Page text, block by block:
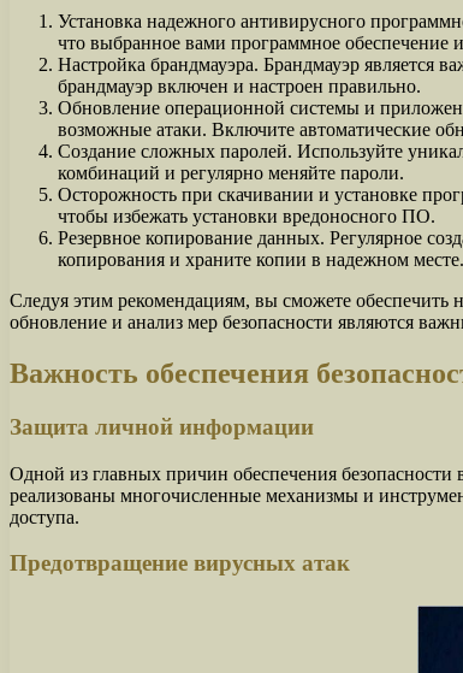
Установка надежного антивирусного
что выбранное вами программное обеспечение
Настройка брандмауэра. Брандмауэр является
брандмауэр включен и настроен правильно.
Обновление операционной системы и
возможные атаки. Включите автоматические
Создание сложных паролей. Используйте
комбинаций и регулярно меняйте пароли.
Осторожность при скачивании и установке
чтобы избежать установки вредоносного ПО.
Резервное копирование данных. Регулярное
копирования и храните копии в надежном месте.
Следуя этим рекомендациям, вы сможете
обновление и анализ мер безопасности являются
Важность обеспечения
Защита личной информации
Одной из главных причин обеспечения
реализованы многочисленные механизмы и
доступа.
Предотвращение вирусных атак